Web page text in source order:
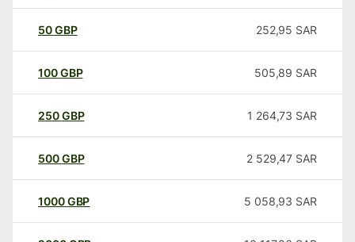
50GBP 252,95 SAR
100GBP 505,89 SAR
250GBP 1 264,73 SAR
500GBP 2 529,47 SAR
1000GBP 5 058,93 SAR